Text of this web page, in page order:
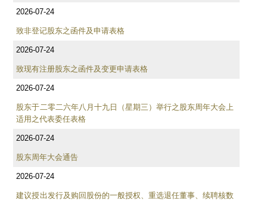
2026-07-24
致非登记股东之函件及申请表格
2026-07-24
致现有注册股东之函件及变更申请表格
2026-07-24
股东于二零二六年八月十九日（星期三）举行之股东周年大会上
适用之代表委任表格
2026-07-24
股东周年大会通告
2026-07-24
建议授出发行及购回股份的一般授权、重选退任董事、续聘核数